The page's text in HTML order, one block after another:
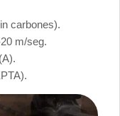
carbones).
m/seg.